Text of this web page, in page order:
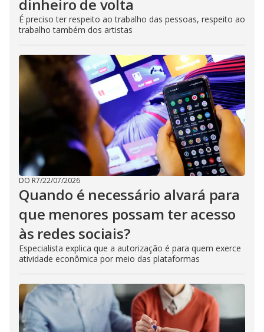
dinheiro de volta
É preciso ter respeito ao trabalho das pessoas, respeito ao
trabalho também dos artistas
DO R7/22/07/2026
Quando é necessário alvará para
que menores possam ter acesso
às redes sociais?
Especialista explica que a autorização é para quem exerce
atividade econômica por meio das plataformas